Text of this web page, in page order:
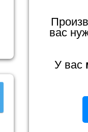
вас
У вас